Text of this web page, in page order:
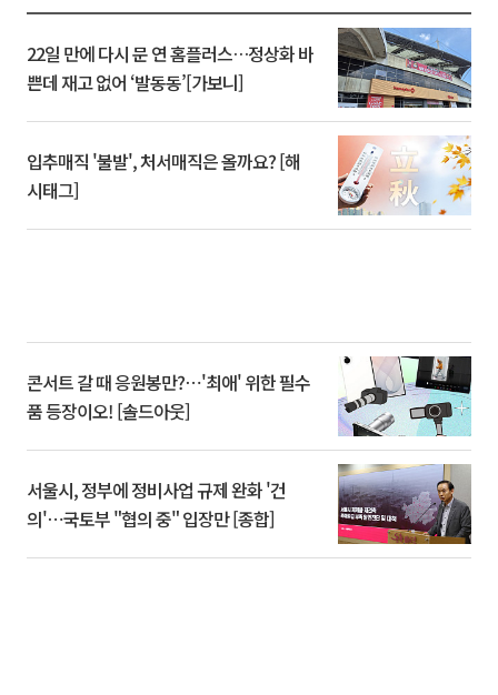
22일 만에 다시 문 연 홈플러스…정상화 바
쁜데 재고 없어 ‘발동동’[가보니]
입추매직 '불발', 처서매직은 올까요? [해
시태그]
콘서트 갈 때 응원봉만?⋯'최애' 위한 필수
품 등장이오! [솔드아웃]
서울시, 정부에 정비사업 규제 완화 '건
의'⋯국토부 "협의 중" 입장만 [종합]